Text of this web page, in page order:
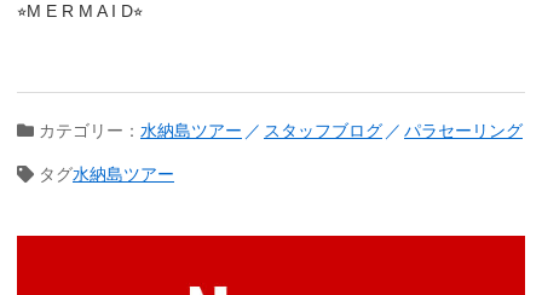
⭐︎M E R M A I D⭐︎
カテゴリー： 水納島ツアー スタッフブログ パラセーリング
タグ水納島ツアー